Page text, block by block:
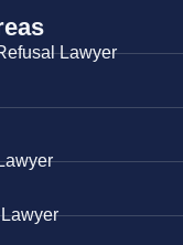
Lawyer